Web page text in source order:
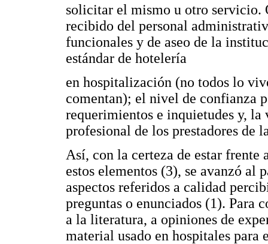
solicitar el mismo u otro servicio.
recibido del personal
funcionales y de aseo de la
estándar de hotelería
en hospitalización (no todos lo
comentan); el nivel de confianza
requerimientos e inquietudes y,
profesional de los prestadores de
Así, con la certeza de estar frente
estos elementos (3), se avanzó al
aspectos referidos a calidad
preguntas o enunciados (1). Para
a la literatura, a opiniones de
material usado en hospitales